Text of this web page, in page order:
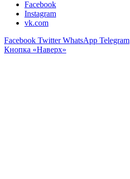
Facebook
Instagram
vk.com
Facebook Twitter WhatsApp Telegram
Кнопка «Наверх»